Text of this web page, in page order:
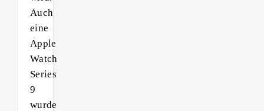
Auch
eine
Apple
Watch
Series
9
wurde